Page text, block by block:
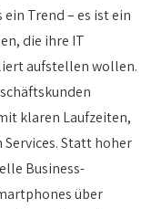
Trend – es ist ein
die ihre IT
aufstellen wollen.
klaren Laufzeiten,
Statt hoher
Business-
über